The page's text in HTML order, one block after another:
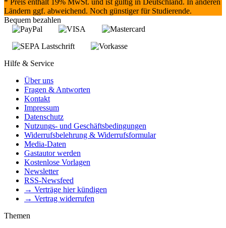
* Preis enthält 19% MwSt. und ist gültig in Deutschland. In anderen
Ländern ggf. abweichend. Noch günstiger für Studierende.
Bequem bezahlen
Hilfe & Service
Über uns
Fragen & Antworten
Kontakt
Impressum
Datenschutz
Nutzungs- und Geschäftsbedingungen
Widerrufsbelehrung & Widerrufsformular
Media-Daten
Gastautor werden
Kostenlose Vorlagen
Newsletter
RSS-Newsfeed
→ Verträge hier kündigen
→ Vertrag widerrufen
Themen